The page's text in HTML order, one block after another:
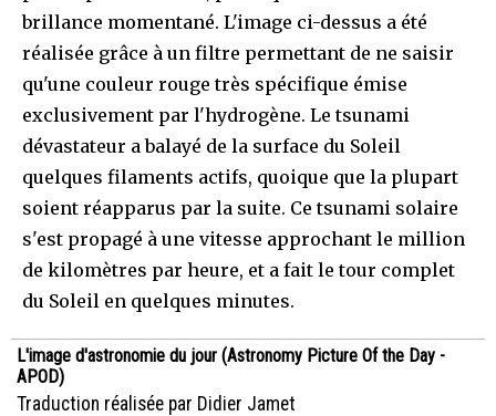
brillance momentané. L'image ci-dessus a été
réalisée grâce à un filtre permettant de ne saisir
qu'une couleur rouge très spécifique émise
exclusivement par l'hydrogène. Le tsunami
dévastateur a balayé de la surface du Soleil
quelques filaments actifs, quoique que la plupart
soient réapparus par la suite. Ce tsunami solaire
s'est propagé à une vitesse approchant le million
de kilomètres par heure, et a fait le tour complet
du Soleil en quelques minutes.
L'image d'astronomie du jour (Astronomy Picture Of the Day -
APOD)
Traduction réalisée par Didier Jamet